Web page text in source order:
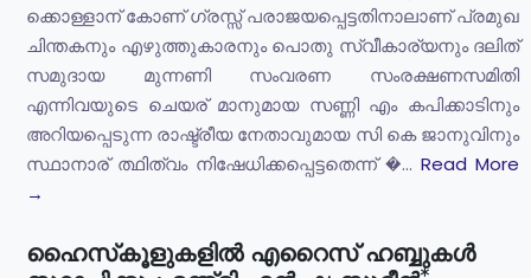
ക്കൊള്ളാന് കോണ് ഗ്രസ്സ് പരാജയപ്പെട്ടതിനാലാണ് പ്രമുഖ
ചിന്തകനും എഴുത്തുകാരനും പൊതു സ്വീകാര്യനും ദലിത്
സമുദായ മുന്നണി സംവരണ സംരക്ഷണസമിതി
എന്നിവയുടെ ചെയര് മാനുമായ സണ്ണി എം കപിക്കാടിനും
അറിയപ്പെടുന്ന രാഷ്ട്രീയ നേതാവുമായ സി കെ ജാനുവിനും
സ്ഥാനാര് ത്ഥിത്വം നിഷേധിക്കപ്പെട്ടതെന്ന് �... Read More
→
ഹൈസ്‌കൂളുകളിൽ എറൈസ് ഹബ്ബുകൾ